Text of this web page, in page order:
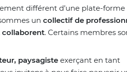
différent d’une plate-forme
un collectif de
. Certains membres
paysagiste exerçant en tant